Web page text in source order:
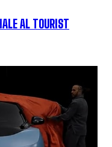
AL TOURIST